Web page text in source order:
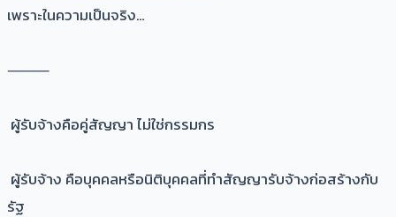
เพราะในความเป็นจริง…
⸻
ผู้รับจ้างคือคู่สัญญา ไม่ใช่กรรมกร
ผู้รับจ้าง คือบุคคลหรือนิติบุคคลที่ทำสัญญารับจ้างก่อสร้างกับ
รัฐ